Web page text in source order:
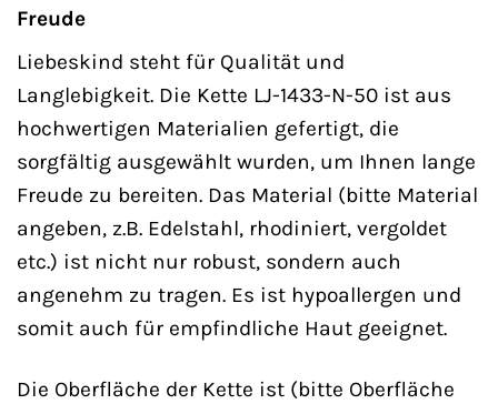
Freude
Liebeskind steht für Qualität und
Langlebigkeit. Die Kette LJ-1433-N-50 ist aus
hochwertigen Materialien gefertigt, die
sorgfältig ausgewählt wurden, um Ihnen lange
Freude zu bereiten. Das Material (bitte Material
angeben, z.B. Edelstahl, rhodiniert, vergoldet
etc.) ist nicht nur robust, sondern auch
angenehm zu tragen. Es ist hypoallergen und
somit auch für empfindliche Haut geeignet.
Die Oberfläche der Kette ist (bitte Oberfläche